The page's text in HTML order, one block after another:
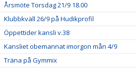
Årsmöte Torsdag 21/9 18.00
Klubbkväll 26/9 på Hudikprofil
Öppettider kansli v.38
Kansliet obemannat imorgon mån 4/9
Träna på Gymmix